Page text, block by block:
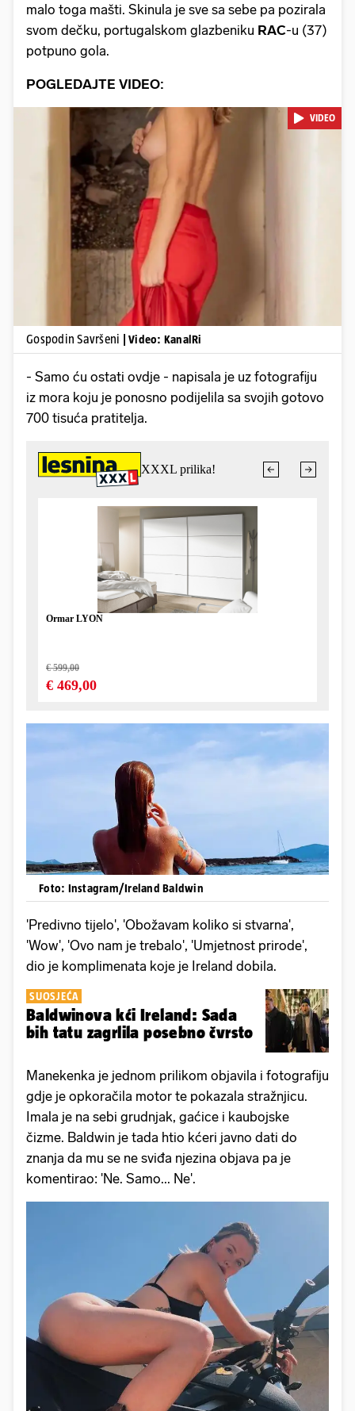
malo toga mašti. Skinula je sve sa sebe pa pozirala
svom dečku, portugalskom glazbeniku RAC-u (37)
potpuno gola.
POGLEDAJTE VIDEO:
Pokretanje videa...
VIDEO
Gospodin Savršeni | Video: KanalRi
- Samo ću ostati ovdje - napisala je uz fotografiju
iz mora koju je ponosno podijelila sa svojih gotovo
700 tisuća pratitelja.
Foto: Instagram/Ireland Baldwin
'Predivno tijelo', 'Obožavam koliko si stvarna',
'Wow', 'Ovo nam je trebalo', 'Umjetnost prirode',
dio je komplimenata koje je Ireland dobila.
SUOSJEĆA
Baldwinova kći Ireland: Sada
bih tatu zagrlila posebno čvrsto
Manekenka je jednom prilikom objavila i fotografiju
gdje je opkoračila motor te pokazala stražnjicu.
Imala je na sebi grudnjak, gaćice i kaubojske
čizme. Baldwin je tada htio kćeri javno dati do
znanja da mu se ne sviđa njezina objava pa je
komentirao: 'Ne. Samo... Ne'.